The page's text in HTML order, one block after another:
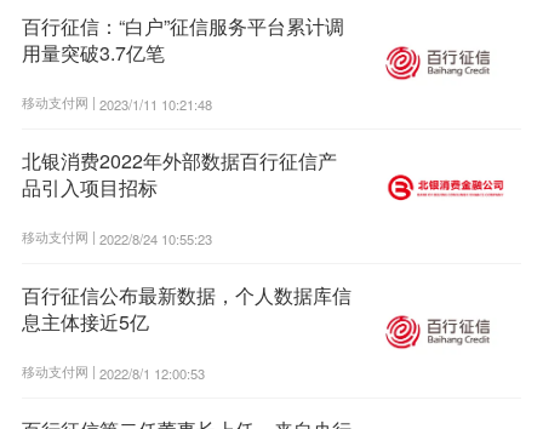
百行征信：“白户”征信服务平台累计调
用量突破3.7亿笔
移动支付网 | 2023/1/11 10:21:48
北银消费2022年外部数据百行征信产
品引入项目招标
移动支付网 | 2022/8/24 10:55:23
百行征信公布最新数据，个人数据库信
息主体接近5亿
移动支付网 | 2022/8/1 12:00:53